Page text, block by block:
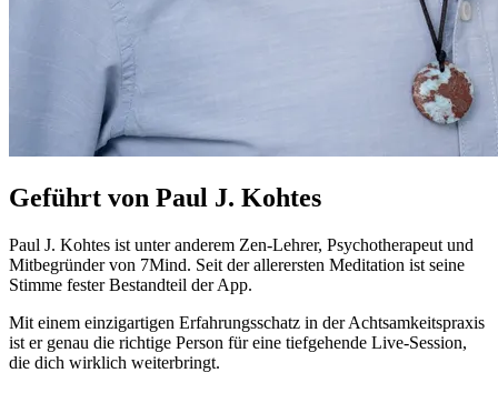
Geführt von Paul J. Kohtes
Paul J. Kohtes ist unter anderem Zen-Lehrer, Psychotherapeut und
Mitbegründer von 7Mind. Seit der allerersten Meditation ist seine
Stimme fester Bestandteil der App.
Mit einem einzigartigen Erfahrungsschatz in der Achtsamkeitspraxis
ist er genau die richtige Person für eine tiefgehende Live-Session,
die dich wirklich weiterbringt.